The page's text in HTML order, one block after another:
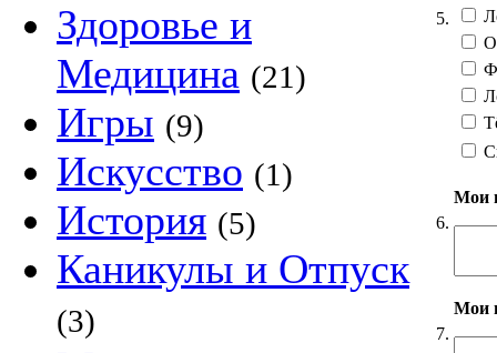
Здоровье и
Медицина (21)
Игры (9)
Искусство (1)
История (5)
Каникулы и Отпуск
(3)
5.
6.
Мои
7.
Мои